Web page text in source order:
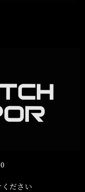
ださい